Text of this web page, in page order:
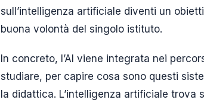
sull’intelligenza artificiale diventi un
buona volontà del singolo istituto.
In concreto, l’AI viene integrata nei
studiare, per capire cosa sono questi
la didattica. L’intelligenza artificiale trova